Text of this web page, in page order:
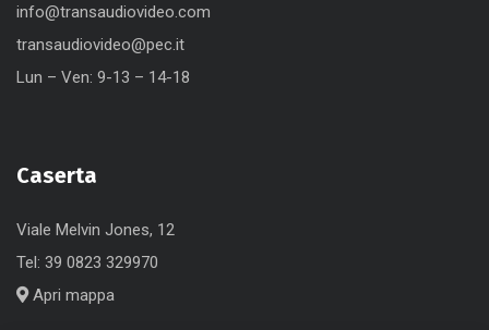
info@transaudiovideo.com
transaudiovideo@pec.it
Lun – Ven: 9-13 – 14-18
Caserta
Viale Melvin Jones, 12
Tel: 39 0823 329970
Apri mappa